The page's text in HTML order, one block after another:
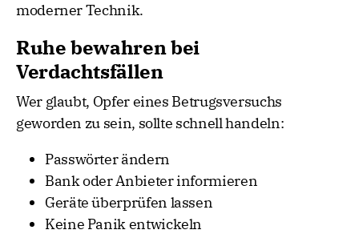
moderner Technik.
Ruhe bewahren bei
Verdachtsfällen
Wer glaubt, Opfer eines Betrugsversuchs
geworden zu sein, sollte schnell handeln:
Passwörter ändern
Bank oder Anbieter informieren
Geräte überprüfen lassen
Keine Panik entwickeln